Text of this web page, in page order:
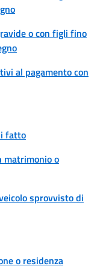
o con figli fino
al pagamento con
fatto
matrimonio o
sprovvisto di
o residenza